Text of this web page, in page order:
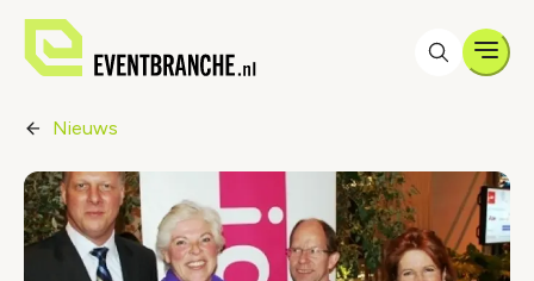
Nieuws